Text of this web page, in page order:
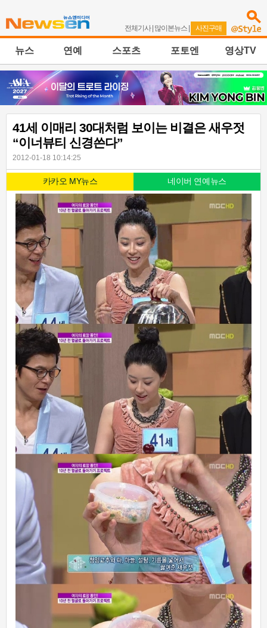
전체기사| 많이본뉴스 | 사진구매
뉴스 연예 스포츠 포토엔 영상TV
41세 이매리 30대처럼 보이는 비결은 새우젓
“이너뷰티 신경쓴다”
2012-01-18 10:14:25
카카오 MY뉴스 네이버 연예뉴스